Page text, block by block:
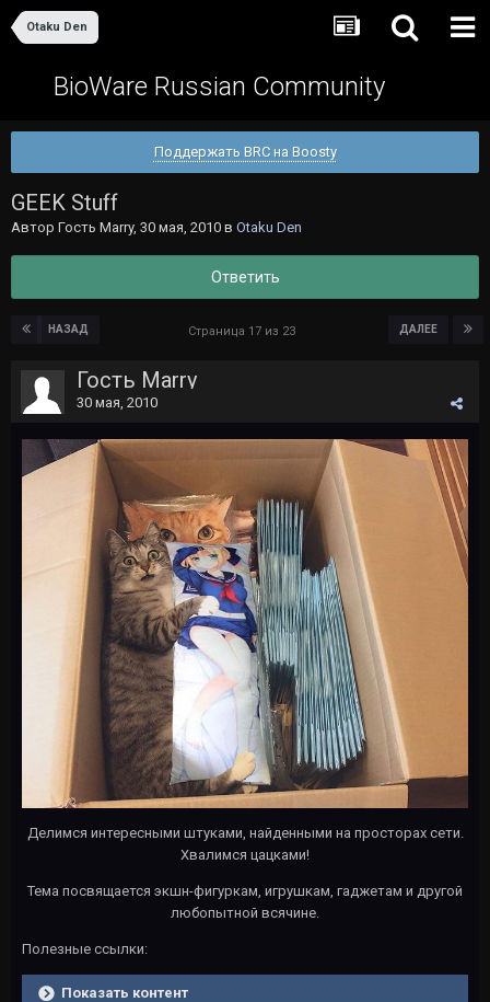
Otaku Den
BioWare Russian Community
Поддержать BRC на Boosty
GEEK Stuff
Автор Гость Marry, 30 мая, 2010 в Otaku Den
Ответить
НАЗАД ДАЛЕЕ
Страница 17 из 23
Гость Marry
30 мая, 2010
Делимся интересными штуками, найденными на просторах сети.
Хвалимся цацками!
Тема посвящается экшн-фигуркам, игрушкам, гаджетам и другой
любопытной всячине.
Полезные ссылки:
Показать контент